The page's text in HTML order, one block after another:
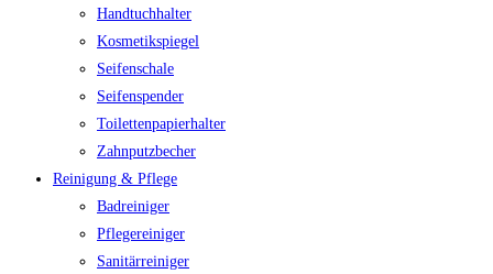
Handtuchhalter
Kosmetikspiegel
Seifenschale
Seifenspender
Toilettenpapierhalter
Zahnputzbecher
Reinigung & Pflege
Badreiniger
Pflegereiniger
Sanitärreiniger